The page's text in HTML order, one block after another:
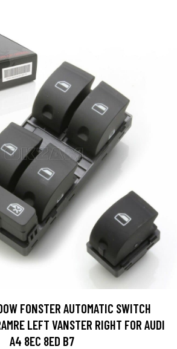
FONSTER AUTOMATIC SWITCH
LEFT VANSTER RIGHT FOR AUDI
A4 8EC 8ED B7